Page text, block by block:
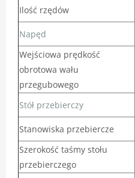
Ilość rzędów
Napęd
Wejściowa prędkość
obrotowa wału
przegubowego
Stół przebierczy
Stanowiska przebiercze
Szerokość taśmy stołu
przebierczego